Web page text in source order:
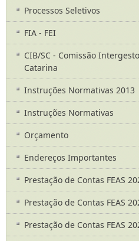
Processos Seletivos
FIA - FEI
CIB/SC - Comissão
Catarina
Instruções Normativas 2013
Instruções Normativas
Orçamento
Endereços Importantes
Prestação de Contas FEAS
Prestação de Contas FEAS
Prestação de Contas FEAS